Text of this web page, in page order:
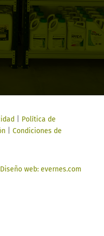
Política de
Condiciones de
Diseño web: evernes.com